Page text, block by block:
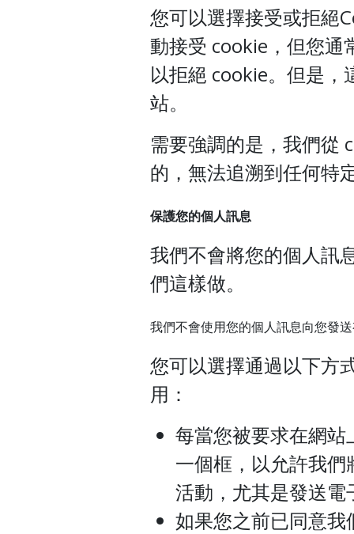
您可以選擇接受或拒絕
動接受 cookie，但您通
以拒絕 cookie。但是，
站。
需要強調的是，我們從
的，無法追溯到任何特
保護您的個人訊息
我們不會將您的個人訊
們這樣做。
我們不會使用您的個人訊息向您發
您可以選擇通過以下方
用：
每當您被要求在網
一個框，以允許我
活動，尤其是發送電
如果您之前已同意